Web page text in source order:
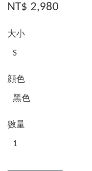
NT$ 2,980
大小
顔色
數量